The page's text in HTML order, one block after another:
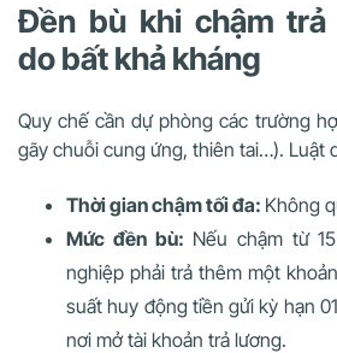
Đền bù khi chậm trả
do bất khả kháng
Quy chế cần dự phòng các trường
gãy chuỗi cung ứng, thiên tai…). Luật
Thời gian chậm tối đa: Không
Mức đền bù: Nếu chậm từ
nghiệp phải trả thêm một
suất huy động tiền gửi kỳ hạn
nơi mở tài khoản trả lương.